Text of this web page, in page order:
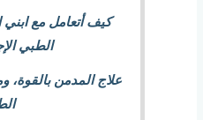
كيف أتعامل مع
الطبي
علاج المدمن